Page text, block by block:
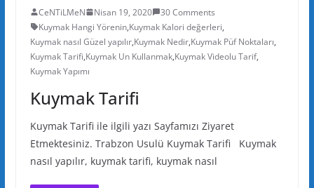
CeNTiLMeN Nisan 19, 2020
30 Comments
Kuymak Hangi Yörenin,Kuymak Kalori değerleri,
Kuymak nasıl Güzel yapılır,Kuymak Nedir,Kuymak Püf Noktaları,
Kuymak Tarifi,Kuymak Un Kullanmak,Kuymak Videolu Tarif,
Kuymak Yapımı
Kuymak Tarifi
Kuymak Tarifi ile ilgili yazı Sayfamızı Ziyaret
Etmektesiniz. Trabzon Usulü Kuymak Tarifi Kuymak
nasıl yapılır, kuymak tarifi, kuymak nasıl